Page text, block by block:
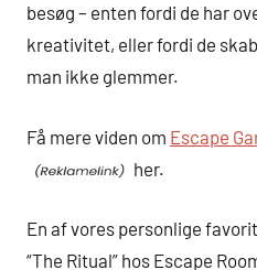
besøg – enten fordi de har
kreativitet, eller fordi de
man ikke glemmer.
Få mere viden om Escape
her.
En af vores personlige
“The Ritual” hos Escape